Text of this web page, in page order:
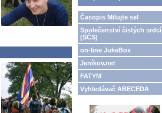
Časopis Milujte se!
Společenství čistých srdcí
(SČS)
on-line JukeBox
Jeníkov.net
FATYM
Vyhledávač ABECEDA